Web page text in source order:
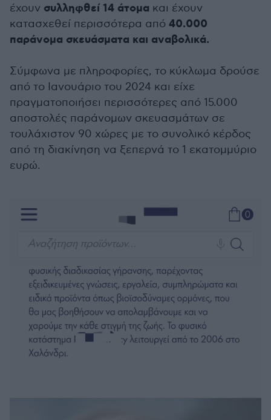
έχουν συλληφθεί 14 άτομα και έχουν
κατασχεθεί περισσότερα από 40.000
παράνομα σκευάσματα και αναβολικά.
Σύμφωνα με πληροφορίες, το κύκλωμα δρούσε
από το Ιανουάριο του 2024 και είχε
πραγματοποιήσει περισσότερες από 15.000
αποστολές παράνομων σκευασμάτων σε
τουλάχιστον 90 χώρες με το συνολικό κέρδος
από τη διακίνηση να ξεπερνά το 1 εκατομμύριο
ευρώ.